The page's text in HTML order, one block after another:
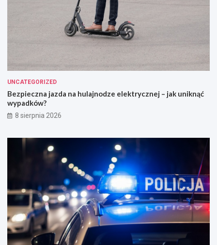
UNCATEGORIZED
Bezpieczna jazda na hulajnodze elektrycznej – jak uniknąć
wypadków?
8 sierpnia 2026